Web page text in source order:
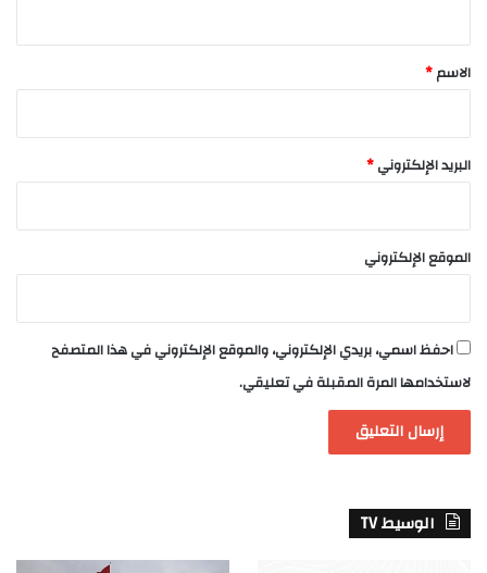
*
الاسم*
البريد الإلكتروني*
الموقع الإلكتروني
احفظ اسمي، بريدي الإلكتروني، والموقع الإلكتروني في هذا المتصفح
لاستخدامها المرة المقبلة في تعليقي.
الوسيط TV